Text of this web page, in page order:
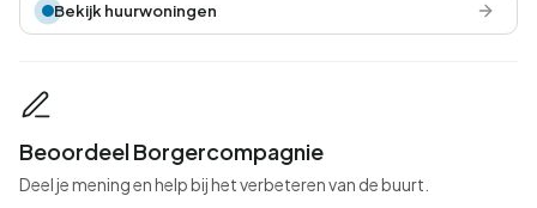
Bekijk huurwoningen
Beoordeel Borgercompagnie
Deel je mening en help bij het verbeteren van de buurt.